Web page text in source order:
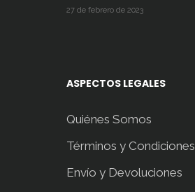
27 de febrero de 2023
ASPECTOS LEGALES
Quiénes Somos
Términos y Condiciones
Envío y Devoluciones